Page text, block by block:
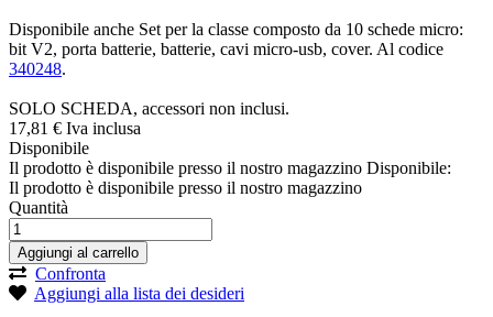
Disponibile anche Set per la classe composto da 10 schede micro:
bit V2, porta batterie, batterie, cavi micro-usb, cover. Al codice
340248.
SOLO SCHEDA, accessori non inclusi.
17,81 € Iva inclusa
Disponibile
Il prodotto è disponibile presso il nostro magazzino Disponibile:
Il prodotto è disponibile presso il nostro magazzino
Quantità
Aggiungi al carrello
Confronta
Aggiungi alla lista dei desideri